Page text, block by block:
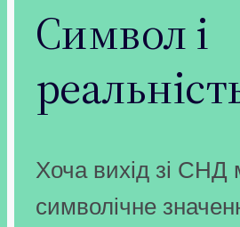
Символ і
Хоча вихід зі СНД
символічне